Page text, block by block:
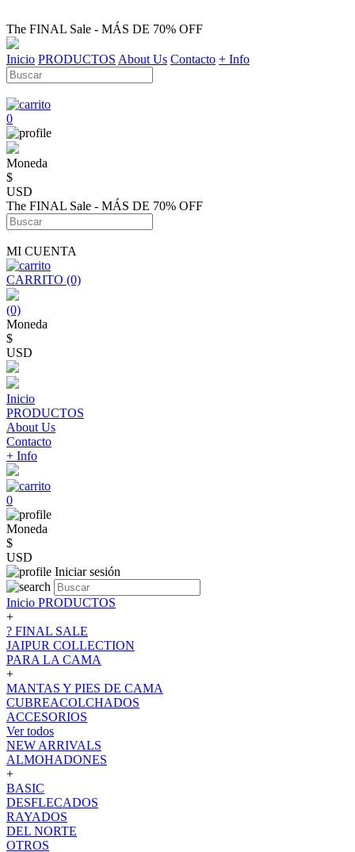
The FINAL Sale - MÁS DE 70% OFF
Inicio PRODUCTOS About Us Contacto + Info
0
Moneda
$
USD
The FINAL Sale - MÁS DE 70% OFF
MI CUENTA
CARRITO (0)
(0)
Moneda
$
USD
Inicio
PRODUCTOS
About Us
Contacto
+ Info
0
Moneda
$
USD
Iniciar sesión
Inicio PRODUCTOS
+
? FINAL SALE
JAIPUR COLLECTION
PARA LA CAMA
+
MANTAS Y PIES DE CAMA
CUBREACOLCHADOS
ACCESORIOS
Ver todos
NEW ARRIVALS
ALMOHADONES
+
BASIC
DESFLECADOS
RAYADOS
DEL NORTE
OTROS